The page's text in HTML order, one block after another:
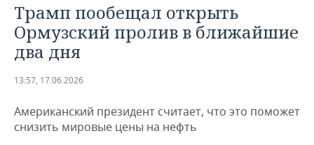
БАШКОРТОСТАН
ТАТАРСТАН
НОВОСТИ
АНАЛИТИКА
ДЕКЛАРАЦИИ О ДОХОДАХ
КОРОЛИ ГОСЗАКАЗА ПФО
НОВОСТИ ЭКОНОМИКИ
ПРОМЫШЛЕННОСТЬ
НЕДВИЖИМОСТЬ
Трамп пообещал открыть
Ормузский пролив в ближайшие
два дня
13:57, 17.06.2026
Американский президент считает, что это поможет
снизить мировые цены на нефть